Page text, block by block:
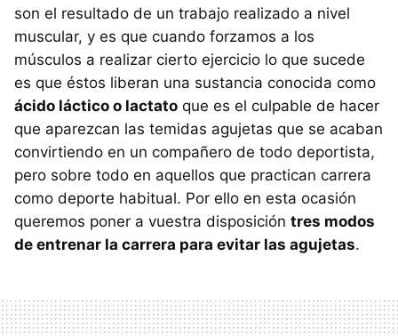
son el resultado de un trabajo realizado a nivel
muscular, y es que cuando forzamos a los
músculos a realizar cierto ejercicio lo que sucede
es que éstos liberan una sustancia conocida como
ácido láctico o lactato que es el culpable de hacer
que aparezcan las temidas agujetas que se acaban
convirtiendo en un compañero de todo deportista,
pero sobre todo en aquellos que practican carrera
como deporte habitual. Por ello en esta ocasión
queremos poner a vuestra disposición tres modos
de entrenar la carrera para evitar las agujetas.